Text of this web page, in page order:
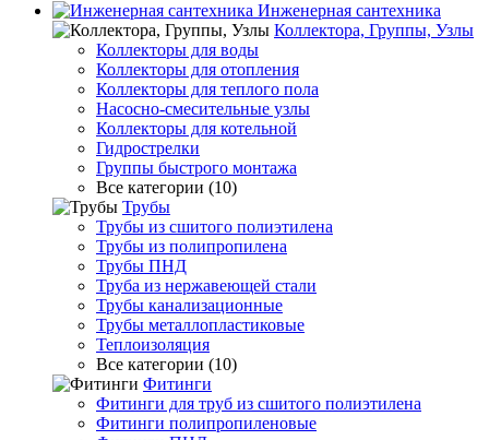
Инженерная сантехника
Коллектора, Группы, Узлы
Коллекторы для воды
Коллекторы для отопления
Коллекторы для теплого пола
Насосно-смесительные узлы
Коллекторы для котельной
Гидрострелки
Группы быстрого монтажа
Все категории (10)
Трубы
Трубы из сшитого полиэтилена
Трубы из полипропилена
Трубы ПНД
Труба из нержавеющей стали
Трубы канализационные
Трубы металлопластиковые
Теплоизоляция
Все категории (10)
Фитинги
Фитинги для труб из сшитого полиэтилена
Фитинги полипропиленовые